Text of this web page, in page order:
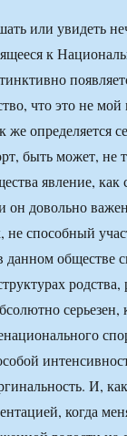
или увидеть
к
что это не
же определяется
быть может, не
явление, как
он довольно
не способный
данном обществе
родства,
серьезен,
И,
когда